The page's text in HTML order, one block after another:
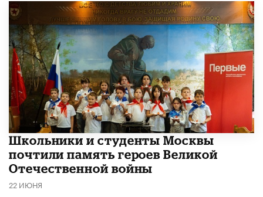
Школьники и студенты Москвы
почтили память героев Великой
Отечественной войны
22 ИЮНЯ